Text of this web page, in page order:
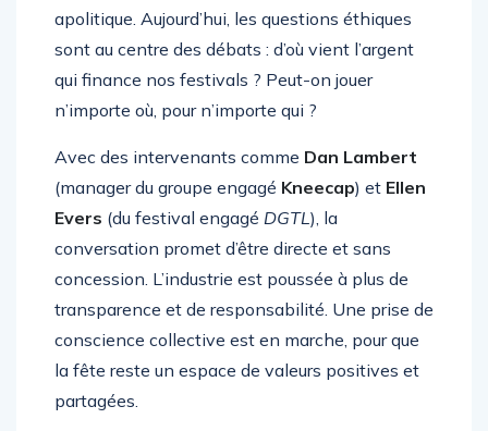
apolitique. Aujourd’hui, les questions éthiques
sont au centre des débats : d’où vient l’argent
qui finance nos festivals ? Peut-on jouer
n’importe où, pour n’importe qui ?
Avec des intervenants comme Dan Lambert
(manager du groupe engagé Kneecap) et Ellen
Evers (du festival engagé DGTL), la
conversation promet d’être directe et sans
concession. L’industrie est poussée à plus de
transparence et de responsabilité. Une prise de
conscience collective est en marche, pour que
la fête reste un espace de valeurs positives et
partagées.